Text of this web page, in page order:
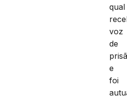
qual
voz
de
e
foi